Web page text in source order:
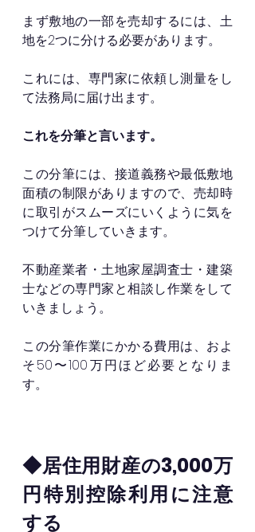
まず敷地の一部を売却するには、土
地を2つに分ける必要があります。
これには、専門家に依頼し測量をし
て法務局に届け出ます。
これを分筆と言います。
この分筆には、接道義務や最低敷地
面積の制限がありますので、売却時
に取引がスムーズにいくように気を
つけて分筆していきます。
不動産業者・土地家屋調査士・建築
士などの専門家と相談し作業をして
いきましょう。
この分筆作業にかかる費用は、およ
そ50〜100万円ほど必要となりま
す。
◆居住用財産の3,000万
円特別控除利用に注意
する